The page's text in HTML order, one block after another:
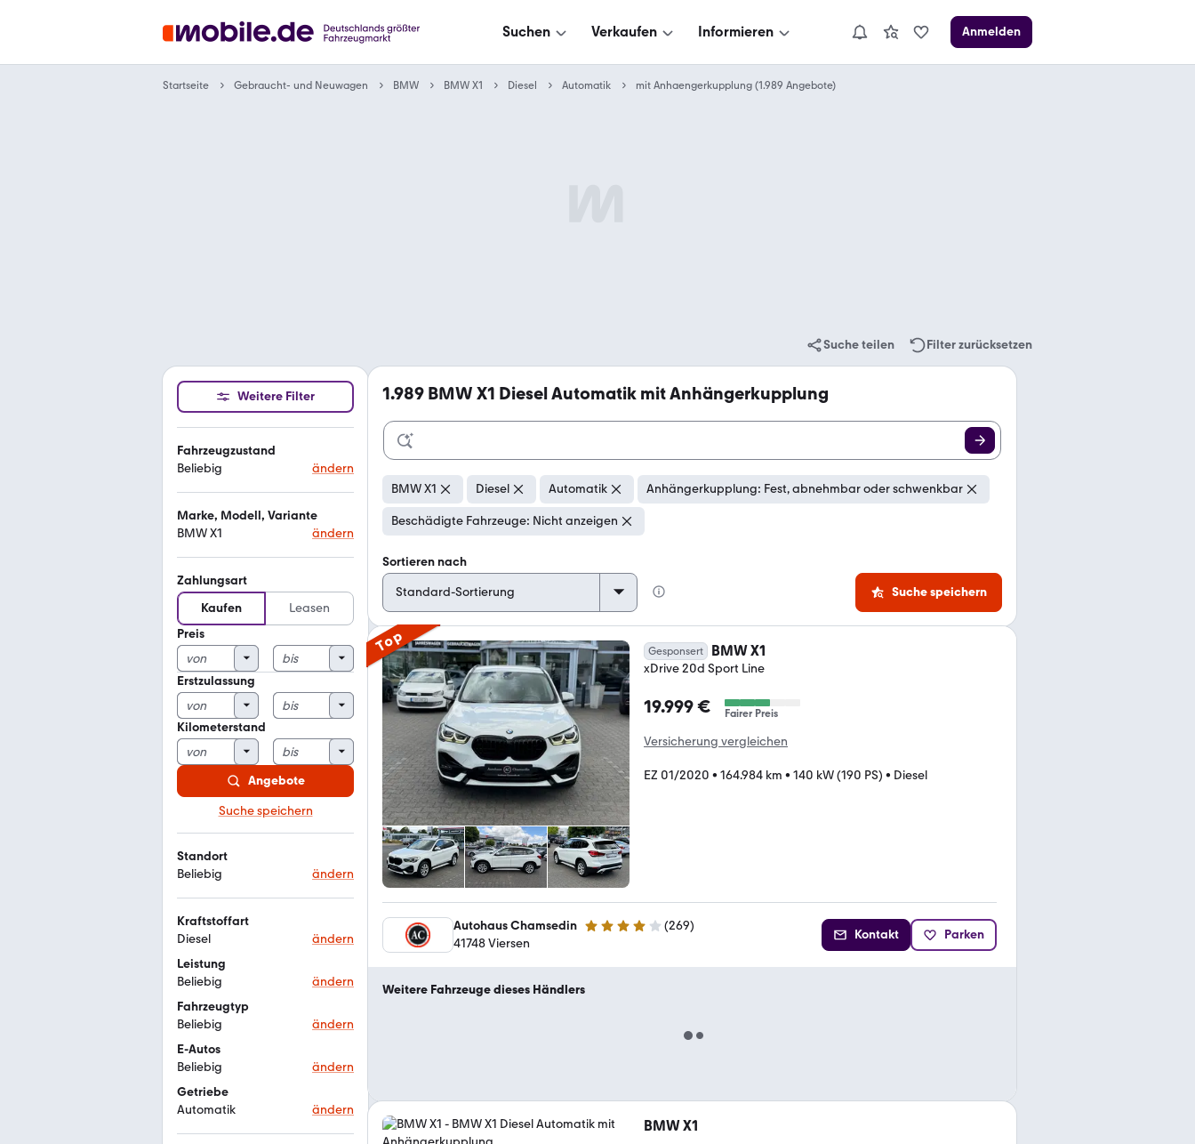
Suchen Verkaufen Informieren Anmelden
Startseite Gebraucht- und Neuwagen BMW BMW X1 Diesel Automatik mit Anhaengerkupplung (1.989 Angebote)
Suche teilen Filter zurücksetzen
Weitere Filter
Fahrzeugzustand
Beliebig
ändern
Marke, Modell, Variante
BMW X1
ändern
Zahlungsart
Kaufen
Leasen
Preis
Erstzulassung
Kilometerstand
Angebote
Suche speichern
Standort
Beliebig
ändern
Kraftstoffart
Diesel
ändern
Leistung
Beliebig
ändern
Fahrzeugtyp
Beliebig
ändern
E-Autos
Beliebig
ändern
Getriebe
Automatik
ändern
1.989 BMW X1 Diesel Automatik mit Anhängerkupplung
BMW X1 Diesel Automatik Anhängerkupplung: Fest, abnehmbar oder schwenkbar
Beschädigte Fahrzeuge: Nicht anzeigen
Sortieren nach
Suche speichern
Top Gesponsert BMW X1
xDrive 20d Sport Line
19.999 € Fairer Preis
Versicherung vergleichen
EZ 01/2020 • 164.984 km • 140 kW (190 PS) • Diesel
Autohaus Chamsedin 4.1 Sterne (269)
41748 Viersen
Kontakt Parken
Weitere Fahrzeuge dieses Händlers
BMW X1